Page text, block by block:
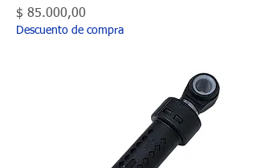
Precio
$ 85.000,00
Descuento de compra